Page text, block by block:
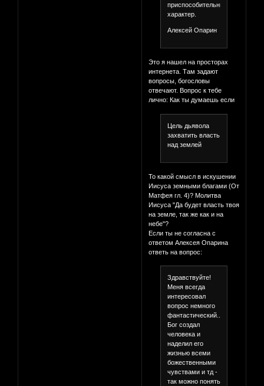
приспособительный
характер.
Алексей Опарин
Это я нашел на просторах
интернета. Там задают
вопросы, богословы
отвечают. Вопрос к тебе
лично: Как ты думаешь если
Цель дьявола
захватить власть
над землей
То какой смысл в искушении
Иисуса земными благами (От
Матфея гл. 4)? Молитва
Иисуса "Да будет власть твоя
на земле, так же как и на
небе"?
Если ты не согласна с
ответом Алексея Опарина
ответь на вопрос:
Здравствуйте!
Меня всегда
интересовал
вопрос немного
фантастический....
Бог создал
человека и
наделил его
жизнью всеми
божественными
чувствами и тд -
так можно понять